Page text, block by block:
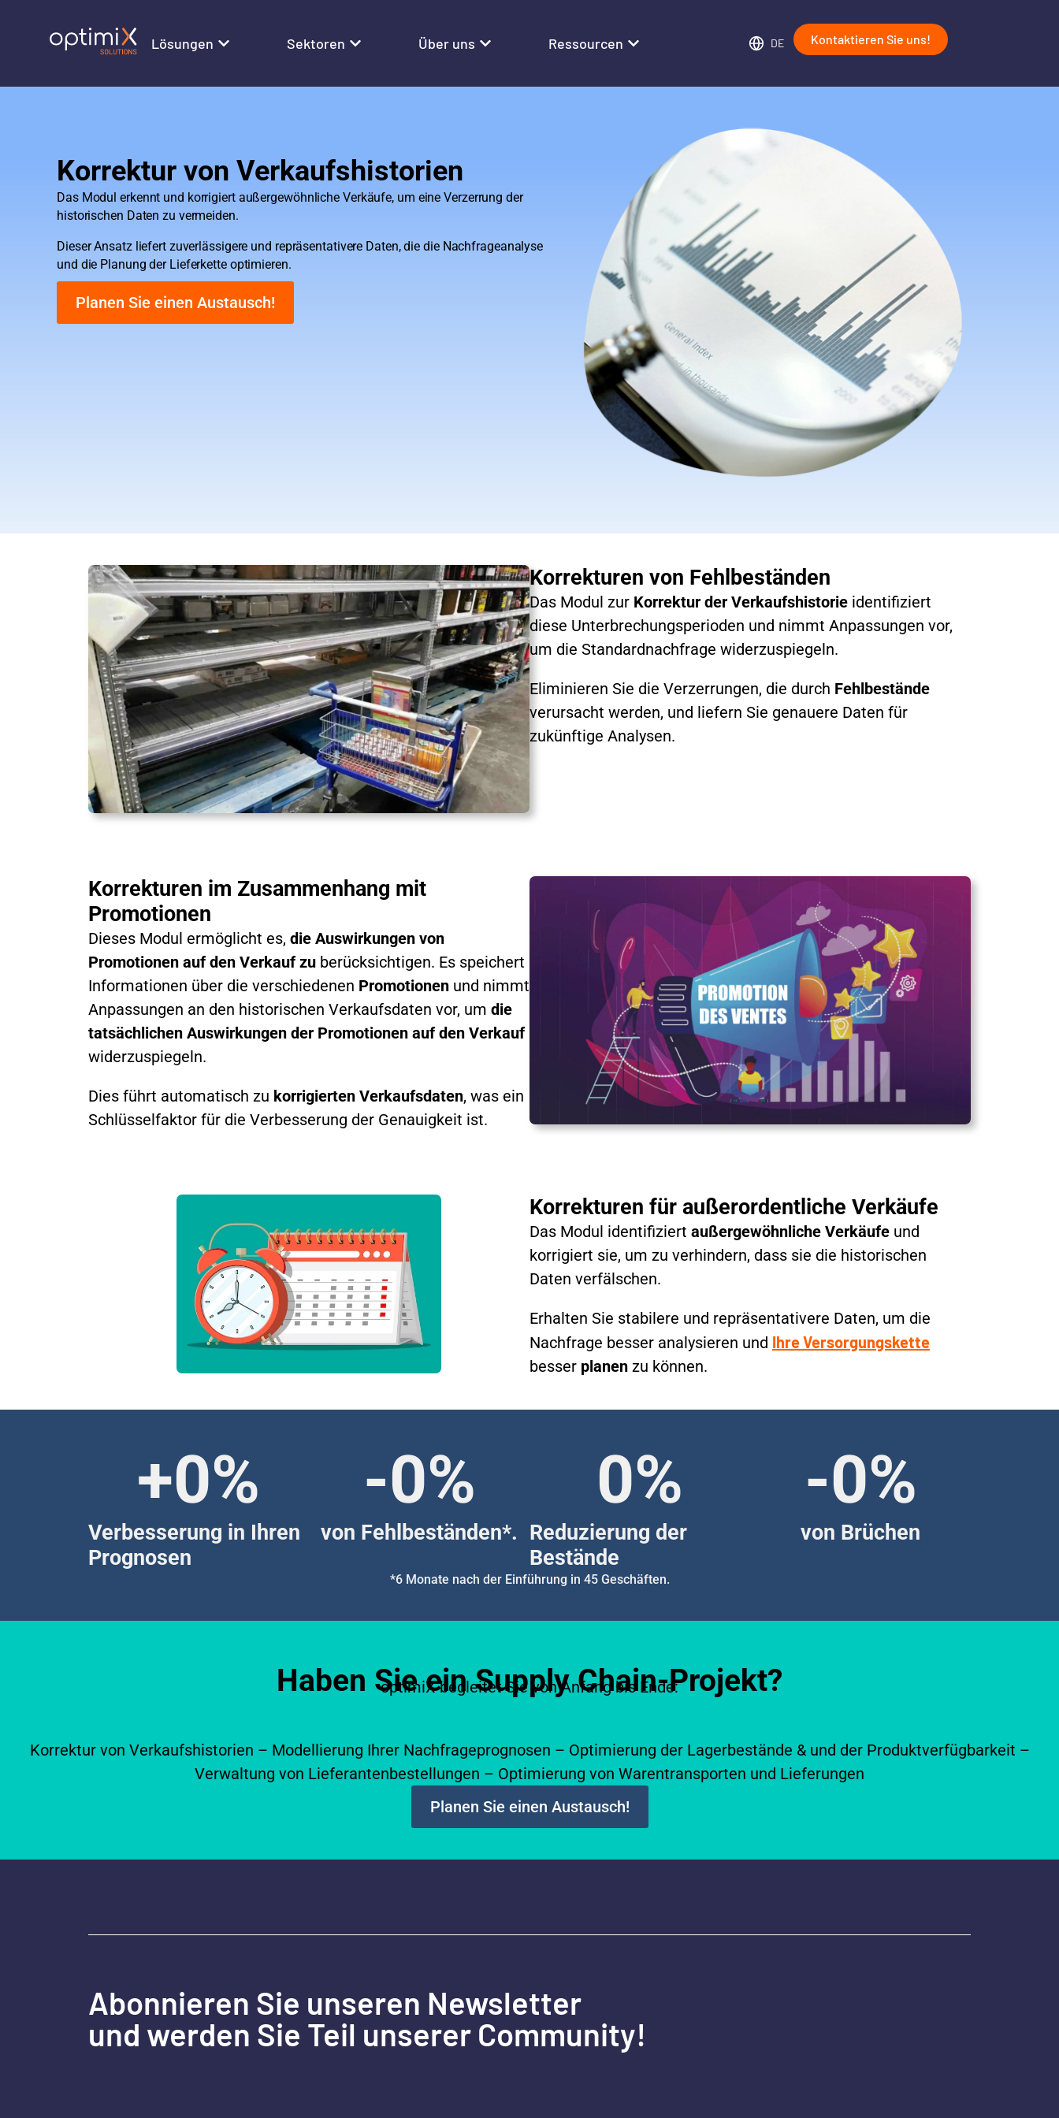
Lösungen Sektoren Über uns Ressourcen DE Kontaktieren Sie uns!
Korrektur von Verkaufshistorien
Das Modul erkennt und korrigiert außergewöhnliche Verkäufe, um eine Verzerrung der
historischen Daten zu vermeiden.
Dieser Ansatz liefert zuverlässigere und repräsentativere Daten, die die Nachfrageanalyse
und die Planung der Lieferkette optimieren.
Planen Sie einen Austausch!
Korrekturen von Fehlbeständen
Das Modul zur Korrektur der Verkaufshistorie identifiziert
diese Unterbrechungsperioden und nimmt Anpassungen vor,
um die Standardnachfrage widerzuspiegeln.
Eliminieren Sie die Verzerrungen, die durch Fehlbestände
verursacht werden, und liefern Sie genauere Daten für
zukünftige Analysen.
Korrekturen im Zusammenhang mit
Promotionen
Dieses Modul ermöglicht es, die Auswirkungen von
Promotionen auf den Verkauf zu berücksichtigen. Es speichert
Informationen über die verschiedenen Promotionen und nimmt
Anpassungen an den historischen Verkaufsdaten vor, um die
tatsächlichen Auswirkungen der Promotionen auf den Verkauf
widerzuspiegeln.
Dies führt automatisch zu korrigierten Verkaufsdaten, was ein
Schlüsselfaktor für die Verbesserung der Genauigkeit ist.
Korrekturen für außerordentliche Verkäufe
Das Modul identifiziert außergewöhnliche Verkäufe und
korrigiert sie, um zu verhindern, dass sie die historischen
Daten verfälschen.
Erhalten Sie stabilere und repräsentativere Daten, um die
Nachfrage besser analysieren und Ihre Versorgungskette
besser planen zu können.
Verbesserung in Ihren
Prognosen
+0%
von Fehlbeständen*.
-0%
Reduzierung der
Bestände
0%
von Brüchen
-0%
*6 Monate nach der Einführung in 45 Geschäften.
Haben Sie ein Supply Chain-Projekt?
optimiX begleitet Sie von Anfang bis Ende:
Korrektur von Verkaufshistorien – Modellierung Ihrer Nachfrageprognosen – Optimierung der Lagerbestände & und der Produktverfügbarkeit –
Verwaltung von Lieferantenbestellungen – Optimierung von Warentransporten und Lieferungen
Planen Sie einen Austausch!
Abonnieren Sie unseren Newsletter
und werden Sie Teil unserer Community!